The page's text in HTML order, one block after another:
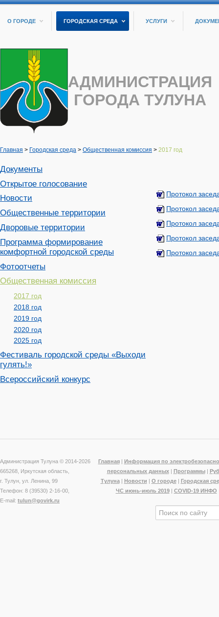
О ГОРОДЕ ГОРОДСКАЯ СРЕДА УСЛУГИ
АДМИНИСТРАЦИЯ
ГОРОДА ТУЛУНА
Главная > Городская среда > Общественная комиссия > 2017 год
Документы
Открытое голосование
Новости
Общественные территории
Дворовые территории
Программа формирование
комфортной городской среды
Фотоотчеты
Общественная комиссия
2017 год
2018 год
2019 год
2020 год
2025 год
Фестиваль городской среды «Выходи
гулять!»
Всероссийский конкурс
Протокол
Протокол
Протокол
Протокол
Протокол
Администрация Тулуна © 2014-2026
665268, Иркутская область,
г. Тулун, ул. Ленина, 99
Телефон: 8 (39530) 2-16-00,
E-mail: tulun@govirk.ru
Главная| Информация по
персональных данных| Программы|
Тулуна| Новости | О городе| Городская
ЧС июнь-июль 2019| COVID-19 ИНФО